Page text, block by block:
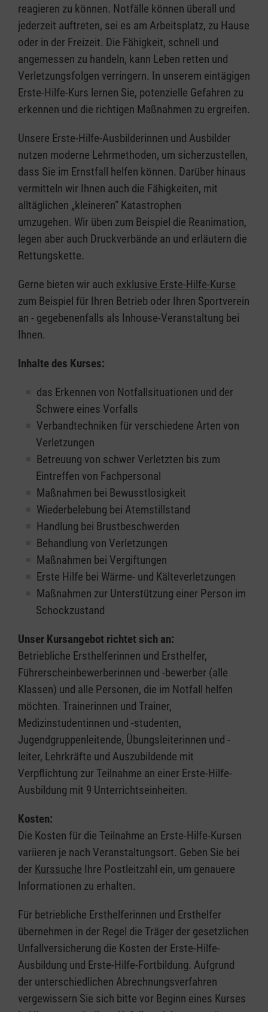
reagieren zu können. Notfälle können überall und
jederzeit auftreten, sei es am Arbeitsplatz, zu Hause
oder in der Freizeit. Die Fähigkeit, schnell und
angemessen zu handeln, kann Leben retten und
Verletzungsfolgen verringern. In unserem eintägigen
Erste-Hilfe-Kurs lernen Sie, potenzielle Gefahren zu
erkennen und die richtigen Maßnahmen zu ergreifen.
Unsere Erste-Hilfe-Ausbilderinnen und Ausbilder
nutzen moderne Lehrmethoden, um sicherzustellen,
dass Sie im Ernstfall helfen können. Darüber hinaus
vermitteln wir Ihnen auch die Fähigkeiten, mit
alltäglichen „kleineren” Katastrophen
umzugehen. Wir üben zum Beispiel die Reanimation,
legen aber auch Druckverbände an und erläutern die
Rettungskette.
Gerne bieten wir auch exklusive Erste-Hilfe-Kurse
zum Beispiel für Ihren Betrieb oder Ihren Sportverein
an - gegebenenfalls als Inhouse-Veranstaltung bei
Ihnen.
Inhalte des Kurses:
das Erkennen von Notfallsituationen und der
Schwere eines Vorfalls
Verbandtechniken für verschiedene Arten von
Verletzungen
Betreuung von schwer Verletzten bis zum
Eintreffen von Fachpersonal
Maßnahmen bei Bewusstlosigkeit
Wiederbelebung bei Atemstillstand
Handlung bei Brustbeschwerden
Behandlung von Verletzungen
Maßnahmen bei Vergiftungen
Erste Hilfe bei Wärme- und Kälteverletzungen
Maßnahmen zur Unterstützung einer Person im
Schockzustand
Unser Kursangebot richtet sich an:
Betriebliche Ersthelferinnen und Ersthelfer,
Führerscheinbewerberinnen und -bewerber (alle
Klassen) und alle Personen, die im Notfall helfen
möchten. Trainerinnen und Trainer,
Medizinstudentinnen und -studenten,
Jugendgruppenleitende, Übungsleiterinnen und -
leiter, Lehrkräfte und Auszubildende mit
Verpflichtung zur Teilnahme an einer Erste-Hilfe-
Ausbildung mit 9 Unterrichtseinheiten.
Kosten:
Die Kosten für die Teilnahme an Erste-Hilfe-Kursen
variieren je nach Veranstaltungsort. Geben Sie bei
der Kurssuche Ihre Postleitzahl ein, um genauere
Informationen zu erhalten.
Für betriebliche Ersthelferinnen und Ersthelfer
übernehmen in der Regel die Träger der gesetzlichen
Unfallversicherung die Kosten der Erste-Hilfe-
Ausbildung und Erste-Hilfe-Fortbildung. Aufgrund
der unterschiedlichen Abrechnungsverfahren
vergewissern Sie sich bitte vor Beginn eines Kurses